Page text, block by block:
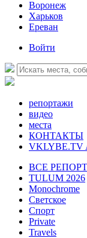
Воронеж
Харьков
Ереван
Войти
репортажи
видео
места
КОНТАКТЫ
VKLYBE.TV
ВСЕ
TULUM 2026
Monochrome
Светское
Спорт
Private
Travels